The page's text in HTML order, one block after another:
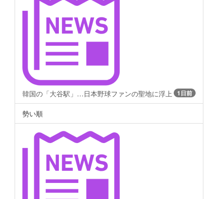
韓国の「大谷駅」…日本野球ファンの聖地に浮上 1日前
勢い順